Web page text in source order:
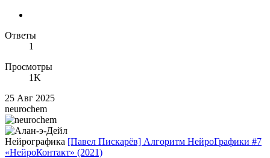
Ответы
1
Просмотры
1K
25 Авг 2025
neurochem
Нейрографика [Павел Пискарёв] Алгоритм НейроГрафики #7
«НейроКонтакт» (2021)